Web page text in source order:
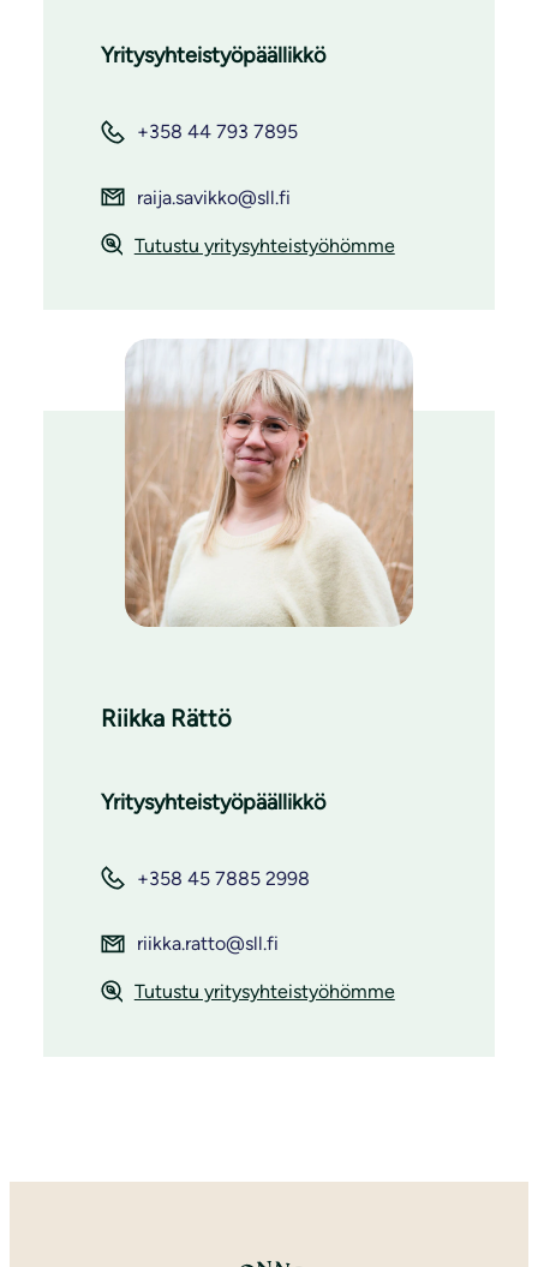
Yritysyhteistyöpäällikkö
+358 44 793 7895
raija.savikko@sll.fi
Tutustu yritysyhteistyöhömme
Riikka Rättö
Yritysyhteistyöpäällikkö
+358 45 7885 2998
riikka.ratto@sll.fi
Tutustu yritysyhteistyöhömme